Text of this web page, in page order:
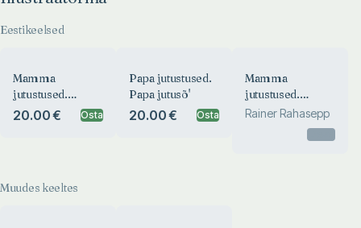
Eestikeelsed
Mamma
jutustused.
Mamma jutusõ’
20.00 € Osta
Papa jutustused.
Papa jutusõ'
20.00 € Osta
Mamma
jutustused.
Mamma jutusõ’
Rainer Rahasepp
Muudes keeltes